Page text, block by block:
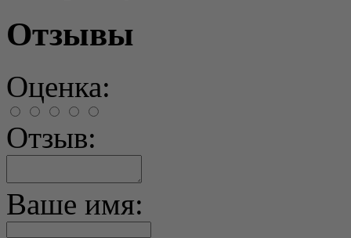
Отзывы
Оценка:
Отзыв:
Ваше имя: